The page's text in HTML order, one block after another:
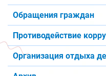
Обращения граждан
Противодействие
Организация отдыха